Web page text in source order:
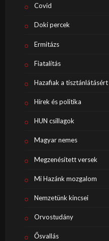
Covid
Doki percek
Ermitázs
Fiatalítás
Hazafiak a tisztánlátásért
Hírek és politika
HUN csillagok
Magyar nemes
Megzenésített versek
Mi Hazánk mozgalom
Nemzetünk kincsei
Orvostudány
Ősvallás